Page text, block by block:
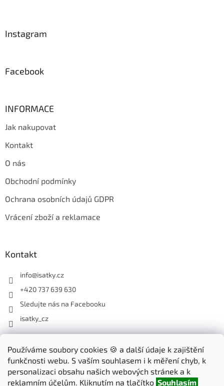
Používáme soubory cookies 🍪 a další údaje k zajištění
funkčnosti webu. S vaším souhlasem i k měření chyb, k
personalizaci obsahu našich webových stránek a k
reklamním účelům. Kliknutím na tlačítko Souhlasím
Instagram
Facebook
INFORMACE
Jak nakupovat
Kontakt
O nás
Obchodní podmínky
Ochrana osobních údajů GDPR
Vrácení zboží a reklamace
Kontakt
info@isatky.cz
+420 737 639 630
Sledujte nás na Facebooku
isatky_cz
Odebírat newsletter
Vložte svůj e-mail a my vám budeme zasílat informace o nových
produktech na našem e-shopu.